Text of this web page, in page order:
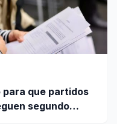
para que partidos
segundo